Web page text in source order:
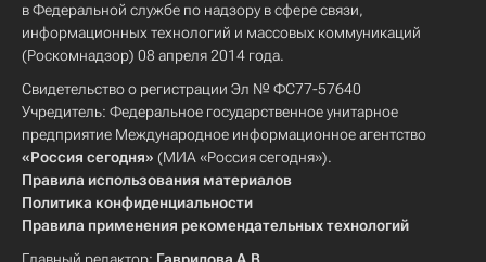
в Федеральной службе по надзору в сфере связи,
информационных технологий и массовых коммуникаций
(Роскомнадзор) 08 апреля 2014 года.
Свидетельство о регистрации Эл № ФС77-57640
Учредитель: Федеральное государственное унитарное
предприятие Международное информационное агентство
«Россия сегодня» (МИА «Россия сегодня»).
Правила использования материалов
Политика конфиденциальности
Правила применения рекомендательных технологий